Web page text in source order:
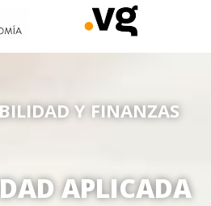
Y FINANZAS
APLICADA